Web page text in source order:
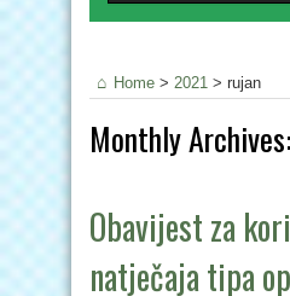
Home > 2021 > rujan
Monthly Archives:
Obavijest za
natječaja tipa